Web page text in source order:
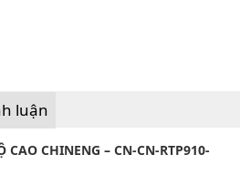
luận
CHINENG – CN-CN-RTP910-